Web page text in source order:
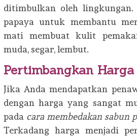
ditimbulkan oleh lingkungan.
papaya untuk membantu
mati membuat kulit
muda, segar, lembut.
Pertimbangkan
Jika Anda mendapatkan
dengan harga yang sangat
pada cara membedakan sabun
Terkadang harga menjadi